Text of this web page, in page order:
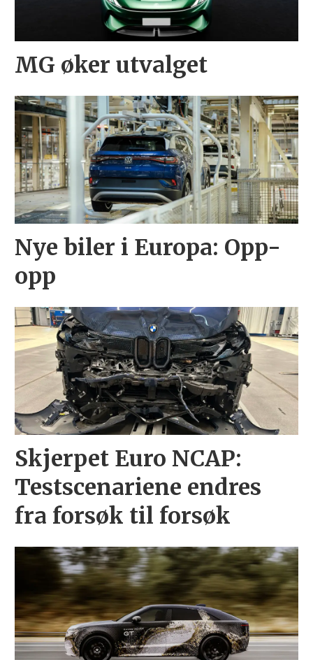
MG øker utvalget
Nye biler i Europa: Opp-
opp
Skjerpet Euro NCAP:
Testscenariene endres
fra forsøk til forsøk